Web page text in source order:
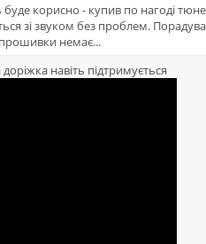
корисно - купив по нагоді
зі звуком без проблем.
немає...
навіть підтримується